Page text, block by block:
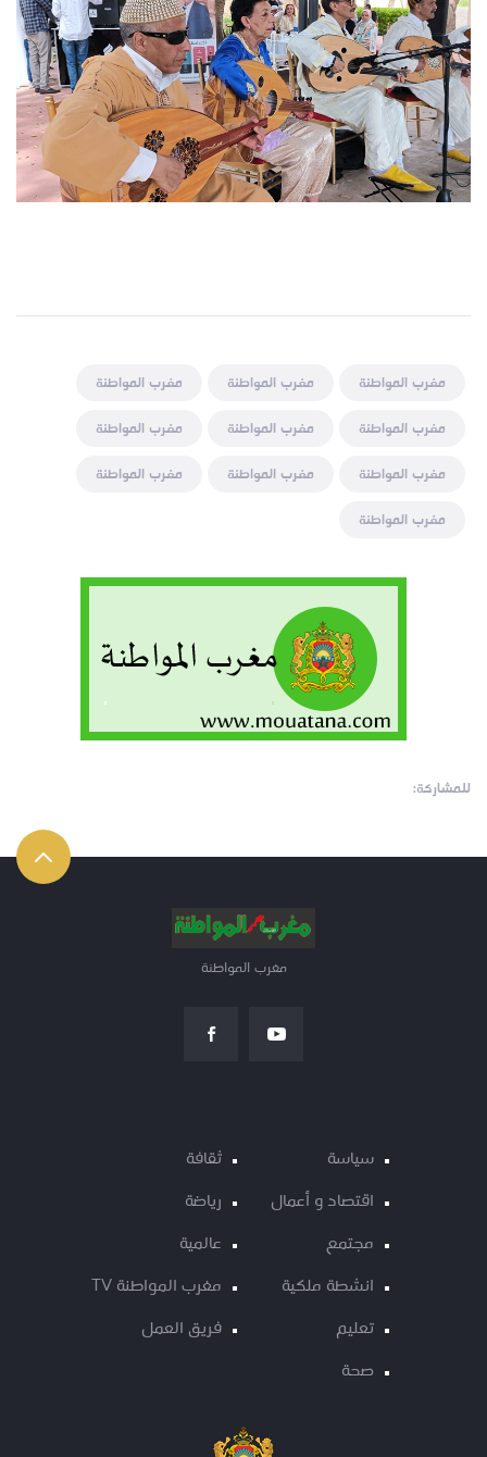
مغرب المواطنة مغرب المواطنة
مغرب المواطنة
مغرب المواطنة
مغرب المواطنة
مغرب المواطنة
مغرب المواطنة
مغرب المواطنة
مغرب المواطنة
مغرب المواطنة
للمشاركة:
مغرب المواطنة
سياسة
اقتصاد و أعمال
مجتمع
انشطة ملكية
تعليم
صحة
ثقافة
رياضة
عالمية
مغرب المواطنة TV
فريق العمل